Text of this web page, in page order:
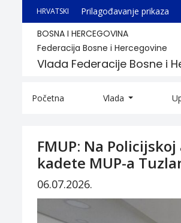
HRVATSKI Prilagođavanje prikaza
BOSNA I HERCEGOVINA
Federacija Bosne i Hercegovine
Vlada Federacije Bosne i
Početna Vlada
FMUP: Na
kadete MUP-a
06.07.2026.